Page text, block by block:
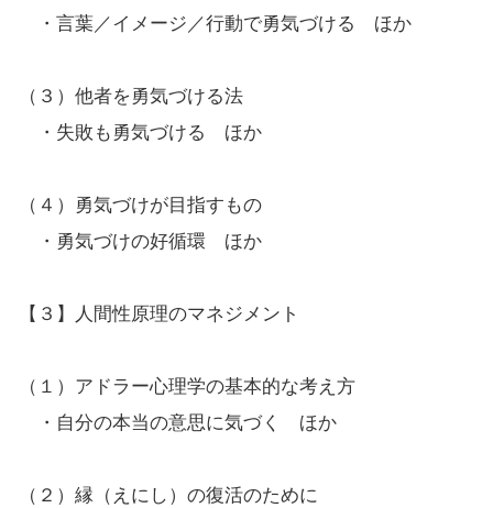
・言葉／イメージ／行動で勇気づける ほか
（３）他者を勇気づける法
・失敗も勇気づける ほか
（４）勇気づけが目指すもの
・勇気づけの好循環 ほか
【３】人間性原理のマネジメント
（１）アドラー心理学の基本的な考え方
・自分の本当の意思に気づく ほか
（２）縁（えにし）の復活のために